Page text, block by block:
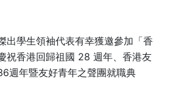
出學生領袖代表有幸獲邀參加「香
祝香港回歸祖國 28 週年、香港友
週年暨友好青年之聲團就職典